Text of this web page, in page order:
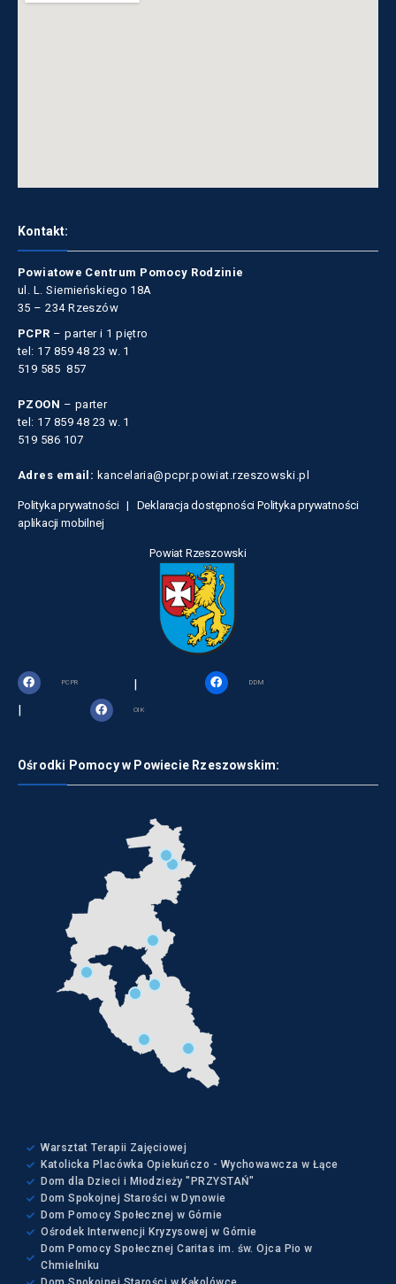
Kontakt:
Powiatowe Centrum Pomocy Rodzinie
ul. L. Siemieńskiego 18A
35 – 234 Rzeszów
PCPR – parter i 1 piętro
tel: 17 859 48 23 w. 1
519 585 857
PZOON – parter
tel: 17 859 48 23 w. 1
519 586 107
Adres email: kancelaria@pcpr.powiat.rzeszowski.pl
Polityka prywatności | Deklaracja dostępności Polityka prywatności
aplikacji mobilnej
Powiat Rzeszowski
PCPR | DDM
| OIK
Ośrodki Pomocy w Powiecie Rzeszowskim:
Warsztat Terapii Zajęciowej
Katolicka Placówka Opiekuńczo - Wychowawcza w Łące
Dom dla Dzieci i Młodzieży "PRZYSTAŃ"
Dom Spokojnej Starości w Dynowie
Dom Pomocy Społecznej w Górnie
Ośrodek Interwencji Kryzysowej w Górnie
Dom Pomocy Społecznej Caritas im. św. Ojca Pio w
Chmielniku